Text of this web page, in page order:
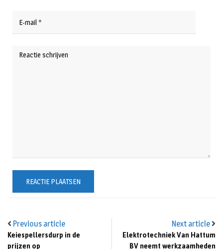
Previous article
Keiespellersdurp in de
Next article
Elektrotechniek Van Hattum